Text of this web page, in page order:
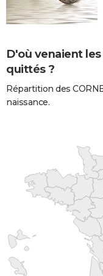
D'où venaient
quittés ?
Répartition des
naissance.